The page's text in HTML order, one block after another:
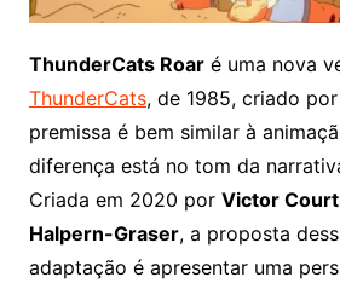
ThunderCats Roaré uma nova
ThunderCats, de 1985, criado por
premissa é bem similar à
diferença está no tom da
Criada em 2020 por Victor
Halpern-Graser, a proposta
adaptação é apresentar uma